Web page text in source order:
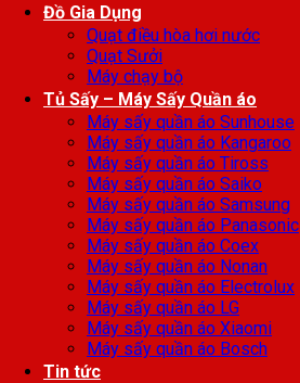
Đồ Gia Dụng
Quạt điều hòa hơi nước
Quạt Sưởi
Máy chạy bộ
Tủ Sấy – Máy Sấy Quần áo
Máy sấy quần áo Sunhouse
Máy sấy quần áo Kangaroo
Máy sấy quần áo Tiross
Máy sấy quần áo Saiko
Máy sấy quần áo Samsung
Máy sấy quần áo Panasonic
Máy sấy quần áo Coex
Máy sấy quần áo Nonan
Máy sấy quần áo Electrolux
Máy sấy quần áo LG
Máy sấy quần áo Xiaomi
Máy sấy quần áo Bosch
Tin tức